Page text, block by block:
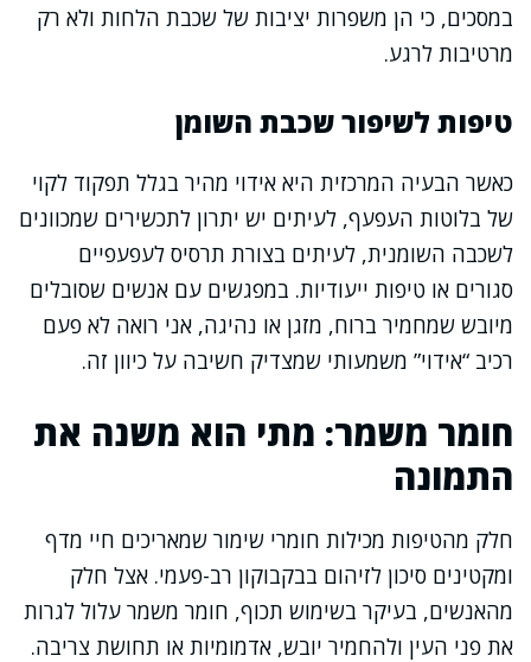
במסכים, כי הן משפרות יציבות של שכבת הלחות ולא רק
מרטיבות לרגע.
טיפות לשיפור שכבת השומן
כאשר הבעיה המרכזית היא אידוי מהיר בגלל תפקוד לקוי
של בלוטות העפעף, לעיתים יש יתרון לתכשירים שמכוונים
לשכבה השומנית, לעיתים בצורת תרסיס לעפעפיים
סגורים או טיפות ייעודיות. במפגשים עם אנשים שסובלים
מיובש שמחמיר ברוח, מזגן או נהיגה, אני רואה לא פעם
רכיב “אידוי” משמעותי שמצדיק חשיבה על כיוון זה.
חומר משמר: מתי הוא משנה את
התמונה
חלק מהטיפות מכילות חומרי שימור שמאריכים חיי מדף
ומקטינים סיכון לזיהום בבקבוקון רב-פעמי. אצל חלק
מהאנשים, בעיקר בשימוש תכוף, חומר משמר עלול לגרות
את פני העין ולהחמיר יובש, אדמומיות או תחושת צריבה.